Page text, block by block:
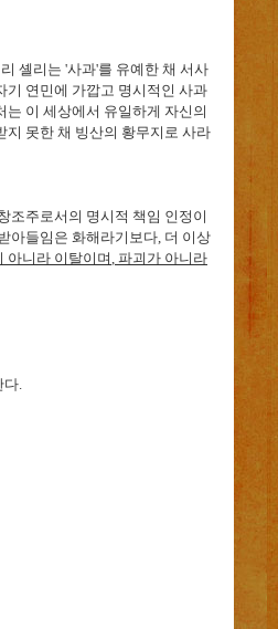
셸리는 '사과'를 유예한 채 서사
기 연민에 가깝고 명시적인 사과
는 이 세상에서 유일하게 자신의
지 못한 채 빙산의 황무지로 사라
조주로서의 명시적 책임 인정이
아들임은 화해라기보다, 더 이상
아니라 이탈이며, 파괴가 아니라
다.